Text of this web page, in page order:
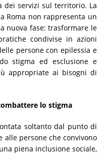
dei servizi sul territorio. La
Roma non rappresenta un
nuova fase: trasformare le
condivise in azioni
persone con epilessia e
stigma ed esclusione e
appropriate ai bisogni di
lo stigma
soltanto dal punto di
alle persone che convivono
piena inclusione sociale,